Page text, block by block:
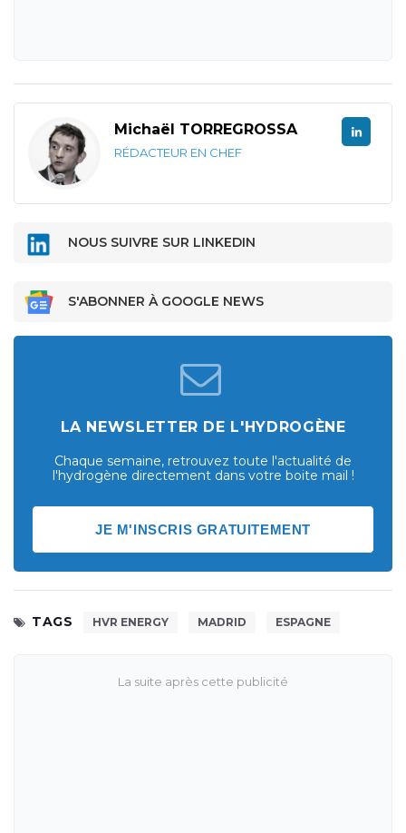
Michaël TORREGROSSA
RÉDACTEUR EN CHEF
NOUS SUIVRE SUR LINKEDIN
S'ABONNER À GOOGLE NEWS
LA NEWSLETTER DE L'HYDROGÈNE
Chaque semaine, retrouvez toute l'actualité de
l'hydrogène directement dans votre boite mail !
JE M'INSCRIS GRATUITEMENT
TAGS HVR ENERGY MADRID ESPAGNE